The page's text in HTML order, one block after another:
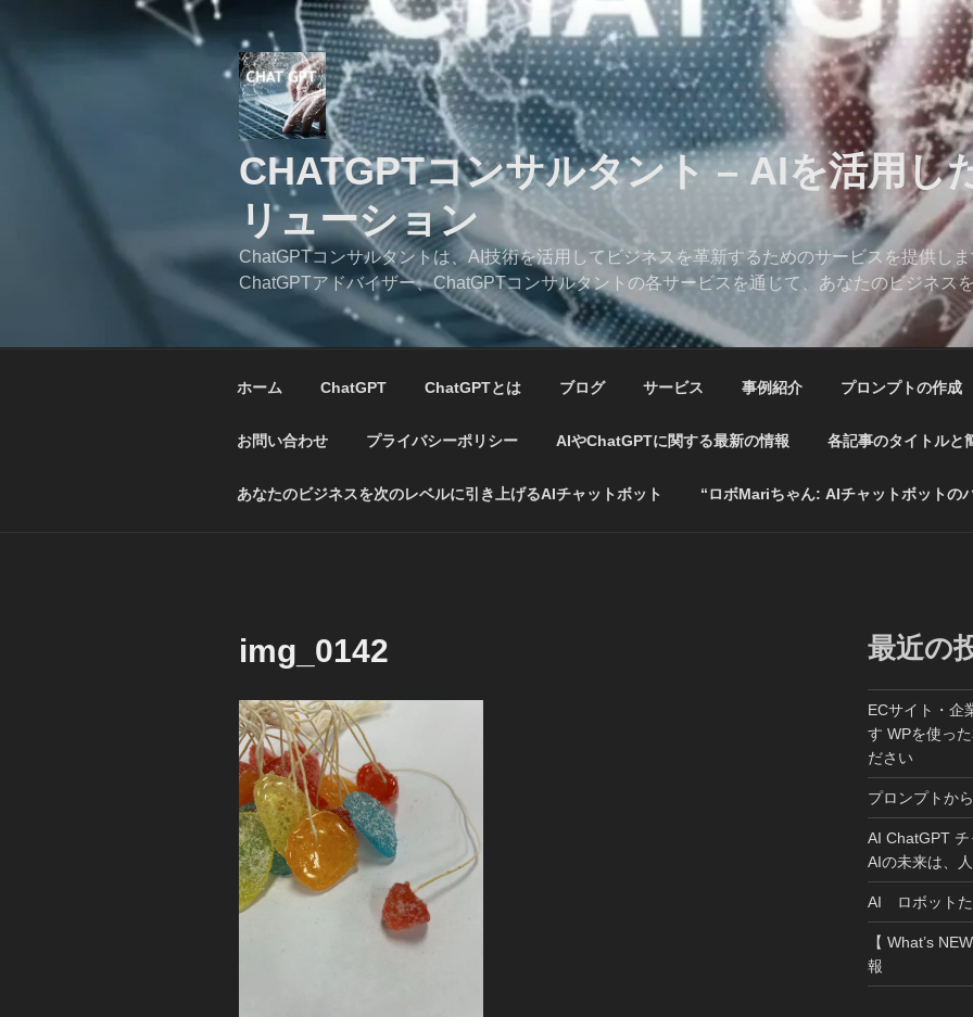
CHATGPTコンサルタント – AIを活用し
リューション
ChatGPTコンサルタントは、AI技術を活用してビジネスを革新するためのサービスを提供しま
ChatGPTアドバイザー、ChatGPTコンサルタントの各サービスを通じて、あなたのビジネス
ホーム ChatGPT ChatGPTとは ブログ サービス 事例紹介 プロンプトの作成
お問い合わせ プライバシーポリシー AIやChatGPTに関する最新の情報 各記事のタイトルと
あなたのビジネスを次のレベルに引き上げるAIチャットボット “ロボMariちゃん: AIチャットボットの
img_0142 最近の
ECサイト・企
す WPを使っ
ださい
プロンプトか
AI ChatGPT
AIの未来は、
AI ロボットた
【 What’s
報